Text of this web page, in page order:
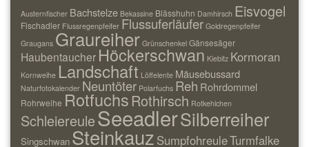
Austernfischer Bachstelze Bekassine Blässhuhn Damhirsch Eisvogel
Fischadler Flussregenpfeifer Flussuferläufer Goldregenpfeifer
Graugans Graureiher Grünschenkel Gänsesäger
Haubentaucher Höckerschwan Kiebitz Kormoran
Kornweihe Landschaft Löffelente Mäusebussard
Naturfotokalender Neuntöter Polarfuchs Reh Rohrdommel
Rohrweihe Rotfuchs Rothirsch Rotkehlchen
SchleiereuleSeeadlerSilberreiher
Singschwan Steinkauz SumpfohreuleTurmfalke